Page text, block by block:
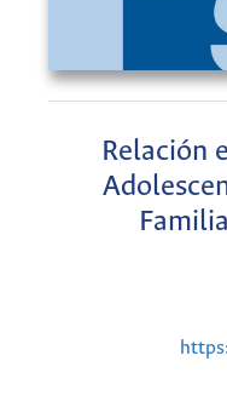
Relación